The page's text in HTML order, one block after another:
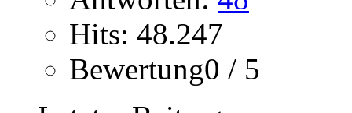
Hits: 48.247
Bewertung0 / 5